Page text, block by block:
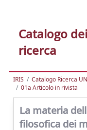
Catalogo
ricerca
IRIS Catalogo Ricerca
01a Articolo in rivista
La materia
filosofica dei